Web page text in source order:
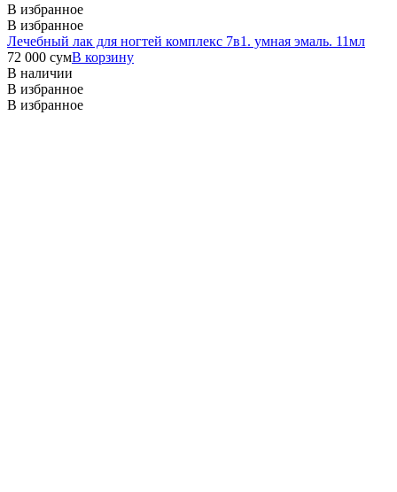
В избранное
В избранное
Лечебный лак для ногтей комплекс 7в1. умная эмаль. 11мл
72 000 сумВ корзину
В наличии
В избранное
В избранное